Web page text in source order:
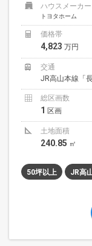
ハウスメーカー
トヨタホーム
価格帯
4,823 万円
交通
JR高山本線「
総区画数
1 区画
土地面積
240.85 ㎡
50坪以上 JR高